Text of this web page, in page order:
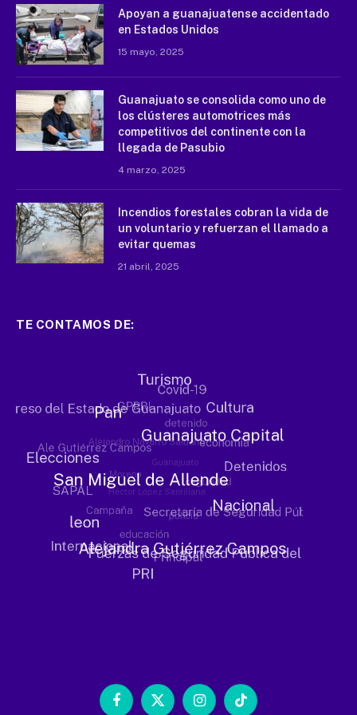
Apoyan a guanajuatense accidentado
en Estados Unidos
15 mayo, 2025
Guanajuato se consolida como uno de
los clústeres automotrices más
competitivos del continente con la
llegada de Pasubio
4 marzo, 2025
Incendios forestales cobran la vida de
un voluntario y refuerzan el llamado a
evitar quemas
21 abril, 2025
TE CONTAMOS DE:
Facebook
X InstagramTikTok